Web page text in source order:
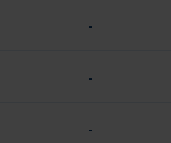
-
-
-